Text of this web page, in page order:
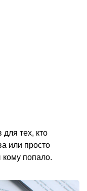
тех, кто
или просто
кому попало.